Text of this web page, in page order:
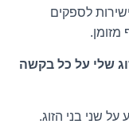
לספקים
שלי על כל בקשה
שני בני הזוג.